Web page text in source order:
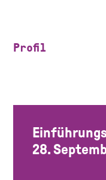
Profil
28.